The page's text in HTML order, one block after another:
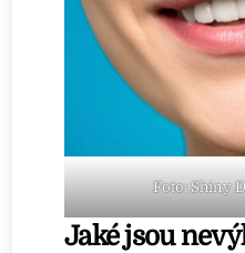
Foto: Shiny
Jaké jsou